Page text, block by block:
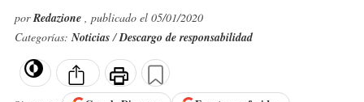
porRedazione , publicado el 05/01/2020
Categorías:Noticias/Descargo de responsabilidad